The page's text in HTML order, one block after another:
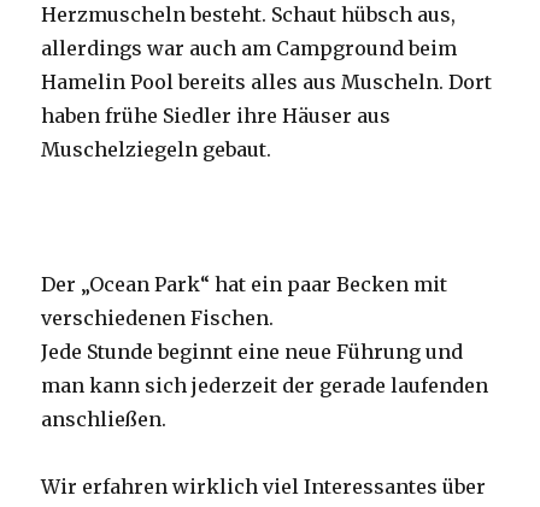
Herzmuscheln besteht. Schaut hübsch aus,
allerdings war auch am Campground beim
Hamelin Pool bereits alles aus Muscheln. Dort
haben frühe Siedler ihre Häuser aus
Muschelziegeln gebaut.
Der „Ocean Park“ hat ein paar Becken mit
verschiedenen Fischen.
Jede Stunde beginnt eine neue Führung und
man kann sich jederzeit der gerade laufenden
anschließen.
Wir erfahren wirklich viel Interessantes über